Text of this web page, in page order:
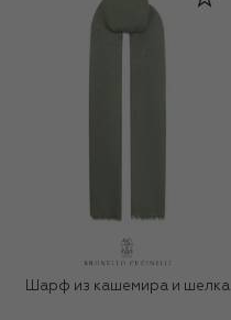
Шарф из кашемира и шелка